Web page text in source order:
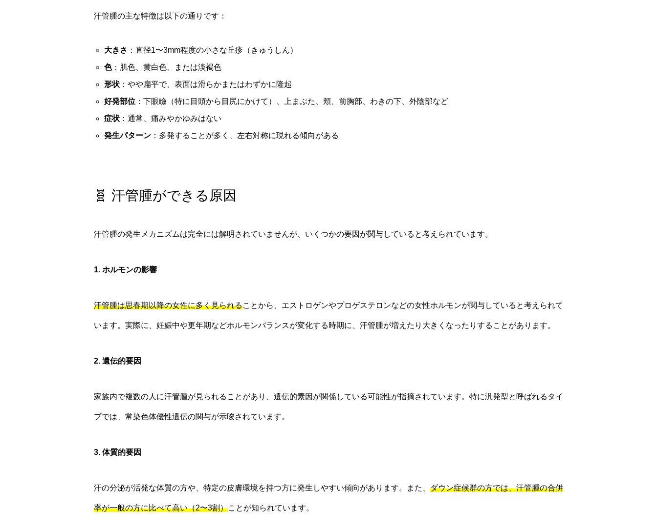
汗管腫の主な特徴は以下の通りです：
大きさ ：直径1〜3mm程度の小さな丘疹（きゅうしん）
色：肌色、黄白色、または淡褐色
形状：やや扁平で、表面は滑らかまたはわずかに隆起
好発部位：下眼瞼（特に目頭から目尻にかけて）、上まぶた、頬、前胸部、わきの下、外陰部など
症状：通常、痛みやかゆみはない
発生パターン：多発することが多く、左右対称に現れる傾向がある
🧬 汗管腫ができる原因
汗管腫の発生メカニズムは完全には解明されていませんが、いくつかの要因が関与していると考えられています。
1. ホルモンの影響
汗管腫は思春期以降の女性に多く見られることから、エストロゲンやプロゲステロンなどの女性ホルモンが関与していると考えられて
います。実際に、妊娠中や更年期などホルモンバランスが変化する時期に、汗管腫が増えたり大きくなったりすることがあります。
2. 遺伝的要因
家族内で複数の人に汗管腫が見られることがあり、遺伝的素因が関係している可能性が指摘されています。特に汎発型と呼ばれるタイ
プでは、常染色体優性遺伝の関与が示唆されています。
3. 体質的要因
汗の分泌が活発な体質の方や、特定の皮膚環境を持つ方に発生しやすい傾向があります。また、 ダウン症候群の方では、汗管腫の合併
率が一般の方に比べて高い（2〜3割）ことが知られています。